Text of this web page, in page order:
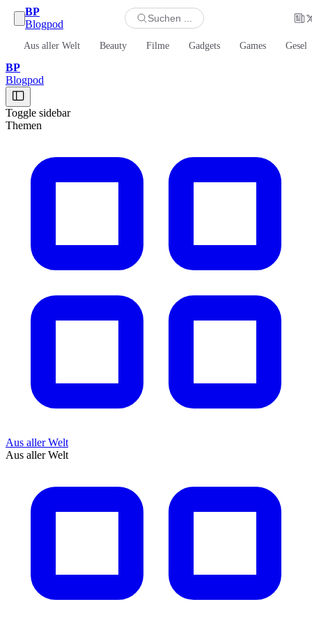
BP
Blogpod
Suchen ...
Aus aller Welt Beauty Filme Gadgets Games
BP
Blogpod
Toggle sidebar
Themen
Aus aller Welt
Aus aller Welt